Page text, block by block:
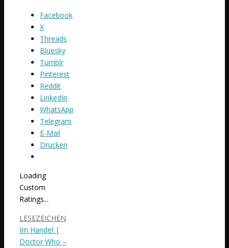
Facebook
X
Threads
Bluesky
Tumblr
Pinterest
Reddit
LinkedIn
WhatsApp
Telegram
E-Mail
Drucken
Loading
Custom
Ratings...
LESEZEICHEN.
Im Handel |
Doctor Who –